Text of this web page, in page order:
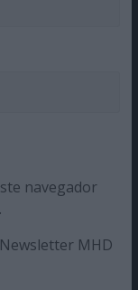
navegador
MHD